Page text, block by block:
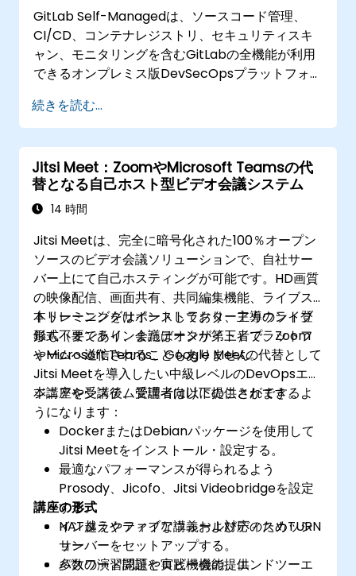
GitLab Self-Managedは、ソースコード管理、
CI/CD、コンテナレジストリ、セキュリティスキ
ャン、モニタリングを含むGitLabの全機能が利用
できるオンプレミス版DevSecOpsプラットフォ
ワーク外へのデータ流出も防ぎたい企業にとって
最適な選択肢となります。
続きを読む...
Jitsi Meet：ZoomやMicrosoft Teamsの代
替となる自己ホスト型ビデオ会議システム
14 時間
Jitsi Meetは、完全に暗号化された100％オープン
ソースのビデオ会議ソリューションで、自社サー
バー上にて自己ホスティングが可能です。HD画質
の映像配信、画面共有、共同編集機能、ライブス
トリーミングをサポートしており、アカウント登
録も不要であり、会議データが第三者プラットフ
ォームへ送信されることもありません。
本トレーニングはインストラクター主導のライブ
形式（オンラインまたはオンサイト）で、Zoom
やMicrosoft Teams、Google Meetの代替として
Jitsi Meetを導入したい中級レベルのDevOpsエン
ジニアやシステム管理者向けに提供されます。
本講座を受講後、受講者は以下のことができるよ
うになります：
DockerまたはDebianパッケージを使用して
Jitsi Meetをインストール・設定する。
最適なパフォーマンスが得られるよう
Prosody、Jicofo、Jitsi Videobridgeを設定
する。
NAT越えやファイアウォール対応のためTURN
サーバーをセットアップする。
パスワード認証やロビー機能、エンドツーエ
講座の形式
インタラクティブな講義およびディスカッシ
ョン
多数の演習問題と実践機会の提供